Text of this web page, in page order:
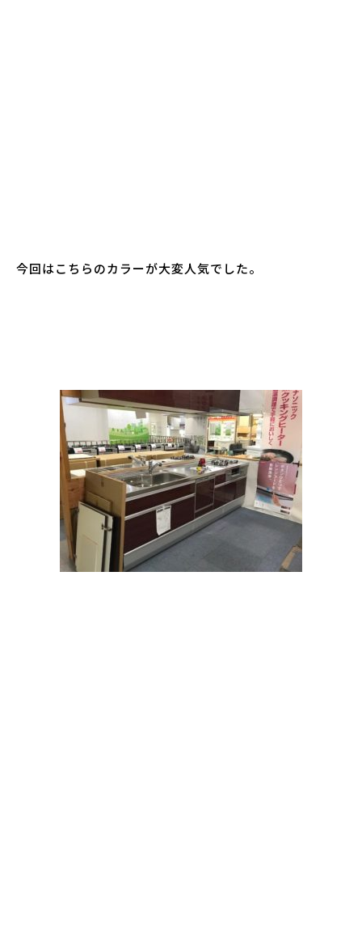
今回はこちらのカラーが大変人気でした。